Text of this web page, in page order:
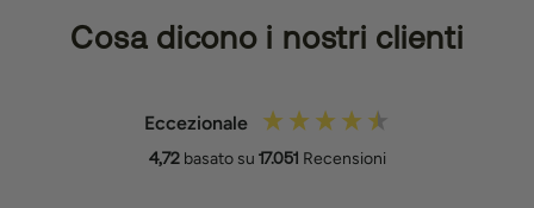
Cosa dicono i nostri clienti
Eccezionale
4,72 basato su 17.051 Recensioni